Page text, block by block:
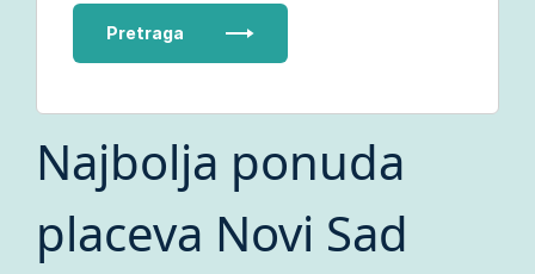
Pretraga
Najbolja ponuda
placeva Novi Sad